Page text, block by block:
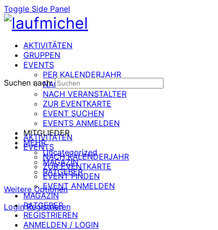
Toggle Side Panel
AKTIVITÄTEN
GRUPPEN
EVENTS
PER KALENDERJAHR
NACH DATUM
NACH VERANSTALTER
ZUR EVENTKARTE
EVENT SUCHEN
EVENTS ANMELDEN
MITGLIEDER
MEHR
Uncategorized
MAGAZIN
RATGEBER
Weitere Optionen
Login Registrieren
Suchen nach:
AKTIVITÄTEN
EVENTS
NACH KALENDERJAHR
ZUR EVENTKARTE
EVENT FINDEN
EVENT ANMELDEN
MAGAZIN
RATGEBER
REGISTRIEREN
ANMELDEN / LOGIN